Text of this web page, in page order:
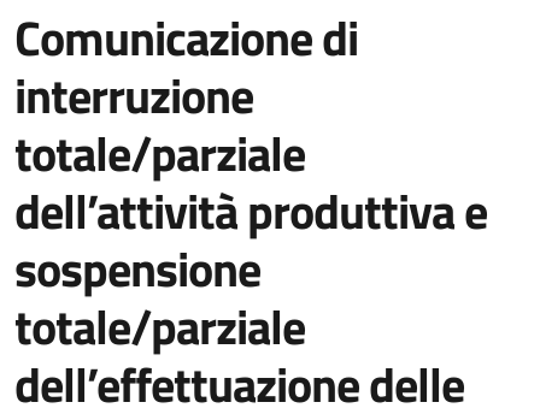
Comunicazione di
interruzione
totale/parziale
dell’attività produttiva e
sospensione
totale/parziale
dell’effettuazione delle